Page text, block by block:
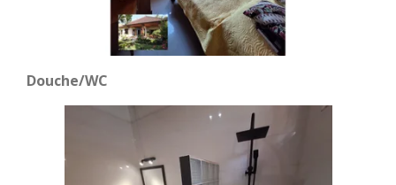
Douche/WC